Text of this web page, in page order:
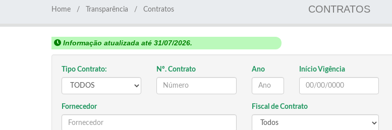
CONTRATOS
Home Transparência Contratos
Informação atualizada até 31/07/2026.
Tipo Contrato: Nº. Contrato Ano Início Vigência
Fornecedor Fiscal de Contrato